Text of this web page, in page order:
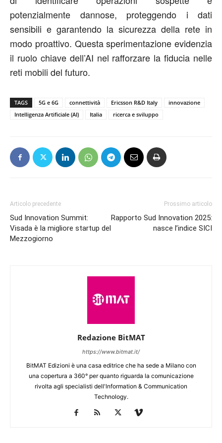
potenzialmente dannose, proteggendo i dati
sensibili e garantendo la sicurezza della rete in
modo proattivo. Questa sperimentazione evidenzia
il ruolo chiave dell’AI nel rafforzare la fiducia nelle
reti mobili del futuro.
TAGS 5G e 6G connettività Ericsson R&D Italy
innovazione
Intelligenza Artificiale (AI)
Italia ricerca e sviluppo
Articolo precedente
Sud Innovation Summit:
Visada è la migliore startup del
Mezzogiorno
Prossimo articolo
Rapporto Sud Innovation 2025:
nasce l’indice SICI
Redazione BitMAT
https://www.bitmat.it/
BitMAT Edizioni è una casa editrice che ha sede a Milano con
una copertura a 360° per quanto riguarda la comunicazione
rivolta agli specialisti dell'lnformation & Communication
Technology.